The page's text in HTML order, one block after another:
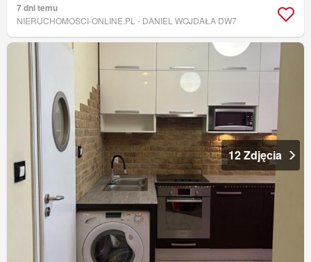
7 dni temu
NIERUCHOMOSCI-ONLINE.PL - DANIEL WOJDAŁA DW7
12 Zdjęcia